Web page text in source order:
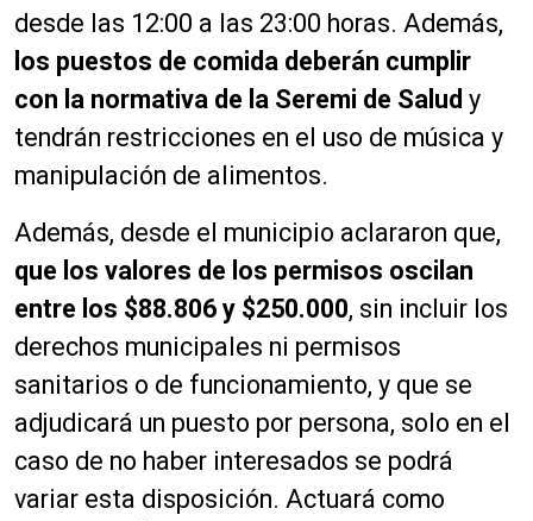
desde las 12:00 a las 23:00 horas. Además,
los puestos de comida deberán cumplir
con la normativa de la Seremi de Salud y
tendrán restricciones en el uso de música y
manipulación de alimentos.
Además, desde el municipio aclararon que,
que los valores de los permisos oscilan
entre los $88.806 y $250.000, sin incluir los
derechos municipales ni permisos
sanitarios o de funcionamiento, y que se
adjudicará un puesto por persona, solo en el
caso de no haber interesados se podrá
variar esta disposición. Actuará como